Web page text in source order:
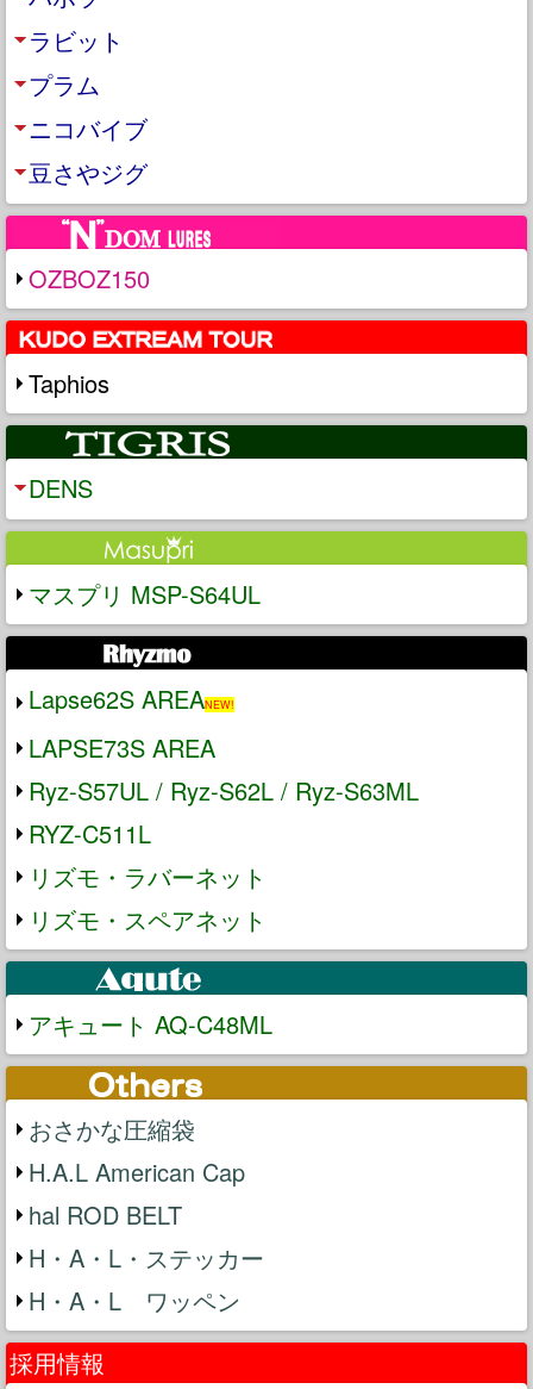
ラビット
プラム
ニコバイブ
豆さやジグ
OZBOZ150
Taphios
DENS
マスプリ MSP-S64UL
Lapse62S AREANEW!
LAPSE73S AREA
Ryz-S57UL / Ryz-S62L / Ryz-S63ML
RYZ-C511L
リズモ・ラバーネット
リズモ・スペアネット
アキュート AQ-C48ML
おさかな圧縮袋
H.A.L American Cap
hal ROD BELT
H・A・L・ステッカー
H・A・L ワッペン
採用情報